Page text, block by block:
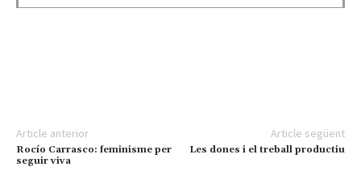
Article anterior
Rocío Carrasco: feminisme per
seguir viva
Article següent
Les dones i el treball productiu